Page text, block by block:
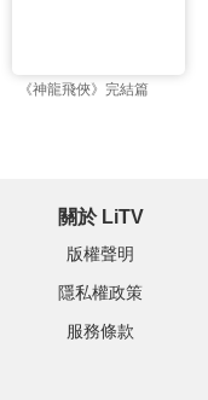
《神龍飛俠》完結篇
關於 LiTV
版權聲明
隱私權政策
服務條款